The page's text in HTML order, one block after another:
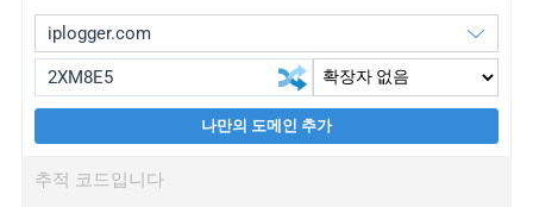
wl.gl
나만의 도메인 추가
추적 코드입니다